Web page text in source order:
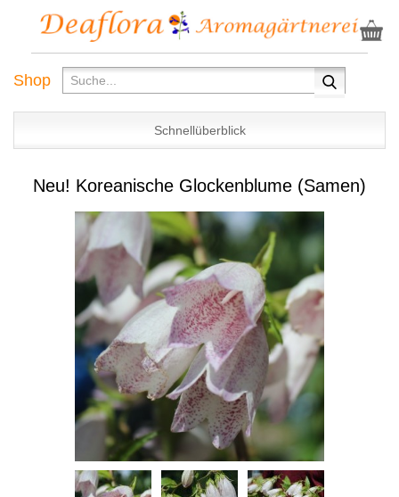
Shop
Schnellüberblick
Neu! Koreanische Glockenblume (Samen)